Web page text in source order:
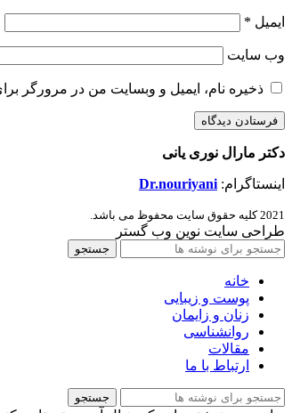
ایمیل *
وب‌ سایت
ذخیره نام، ایمیل و وبسایت من در مرورگر
دکتر مارال نوری یانی
اینستاگرام: Dr.nouriyani
2021 کلیه حقوق سایت محفوظ می باشد.
طراحی سایت نوین وب گستر
جستجو
خانه
پوست و زیبایی
زنان و زایمان
روانشناسی
مقالات
ارتباط با ما
جستجو